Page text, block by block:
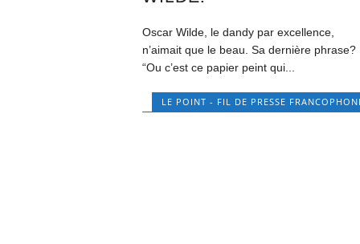
Oscar Wilde, le dandy par excellence,
n’aimait que le beau. Sa dernière phrase?
“Ou c’est ce papier peint qui...
LE POINT - FIL DE PRESSE